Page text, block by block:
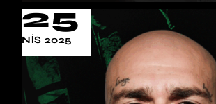
25
NIS 2025